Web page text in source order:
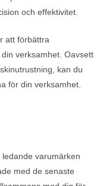
och effektivitet.
att förbättra
verksamhet. Oavsett
kan du
för din verksamhet.
varumärken
med de senaste